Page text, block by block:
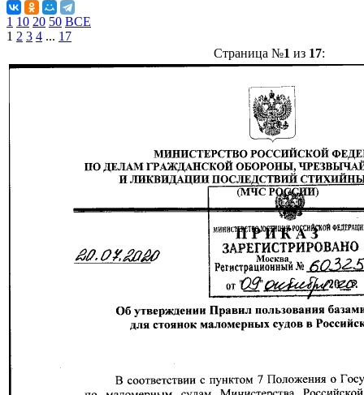
1 10 20 50 ВСЕ
1 2 3 4 ... 17
Страница №1 из 17: